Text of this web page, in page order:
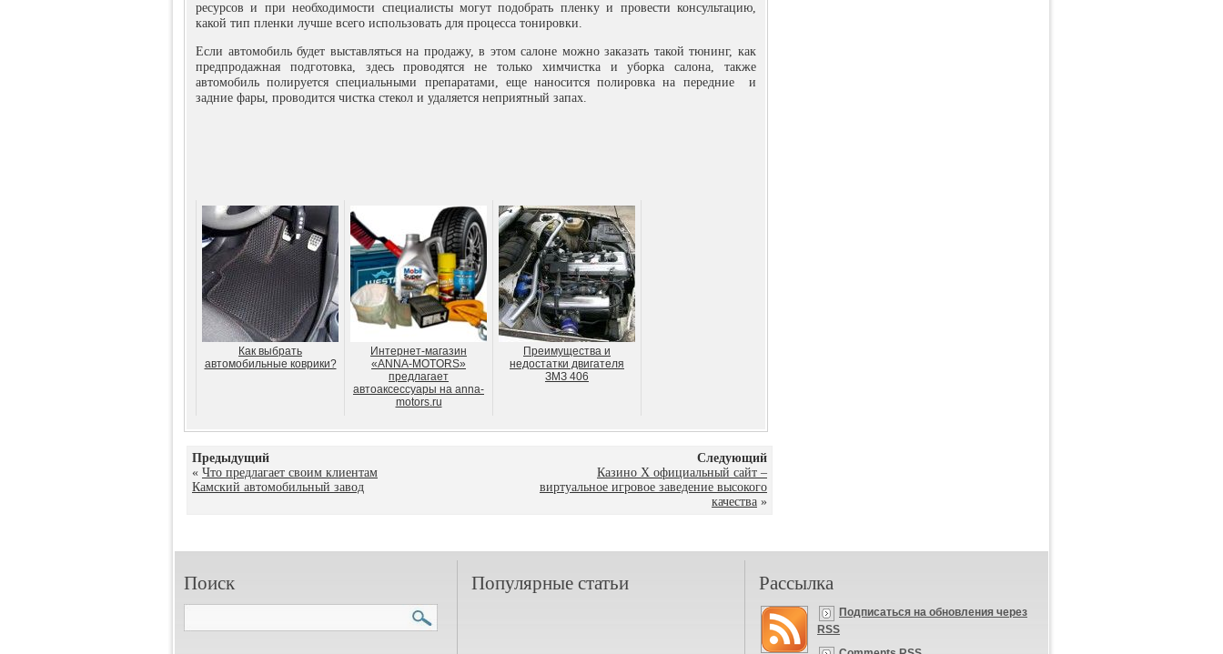
ресурсов и при необходимости специалисты могут подобрать пленку и провести консультацию,
какой тип пленки лучше всего использовать для процесса тонировки.
Если автомобиль будет выставляться на продажу, в этом салоне можно заказать такой тюнинг, как
предпродажная подготовка, здесь проводятся не только химчистка и уборка салона, также
автомобиль полируется специальными препаратами, еще наносится полировка на передние и
задние фары, проводится чистка стекол и удаляется неприятный запах.
Как выбрать
автомобильные коврики?
Интернет-магазин
«ANNA-MOTORS»
предлагает
автоаксессуары на anna-
motors.ru
Преимущества и
недостатки двигателя
ЗМЗ 406
Предыдущий
« Что предлагает своим клиентам
Камский автомобильный завод
Следующий
Казино Х официальный сайт –
виртуальное игровое заведение высокого
качества »
Поиск Популярные статьи Рассылка
Подписаться на обновления через
RSS